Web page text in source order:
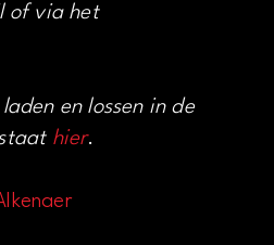
of via het
en lossen in de
hier.